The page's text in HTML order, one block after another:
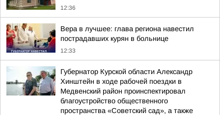
12:36
Вера в лучшее: глава региона навестил
пострадавших курян в больнице
12:33
Губернатор Курской области Александр
Хинштейн в ходе рабочей поездки в
Медвенский район проинспектировал
благоустройство общественного
пространства «Советский сад», а также